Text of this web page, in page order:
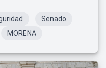
Senado
MORENA